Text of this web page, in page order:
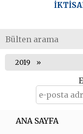
2019
ANA SAYFA